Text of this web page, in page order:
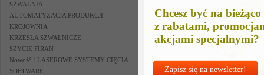
Chcesz być na bieżąco
z rabatami,
akcjami specjalnymi?
Zapisz się na newsletter!
SZWALNIA
AUTOMATYZACJA PRODUKCJI
KROJOWNIA
KRZESŁA SZWALNICZE
SZYCIE FIRAN
Nowość ! LASEROWE SYSTEMY CIĘCIA
SOFTWARE